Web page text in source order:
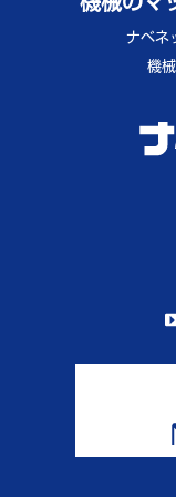
ナベネ
機